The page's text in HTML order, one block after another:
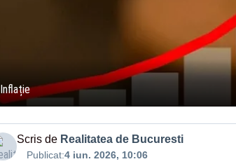
Inflație
Scris de Realitatea de Bucuresti
Publicat:4 iun. 2026, 10:06